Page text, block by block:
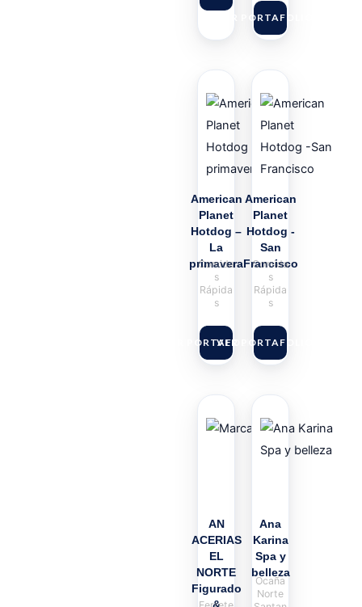
VER PORTAFOLIO
American
Planet
Hotdog –
La
primavera
Comida
s
Rápida
s
VER PORTAFOLIO
American
Planet
Hotdog -
San
Francisco
Comida
s
Rápida
s
VER PORTAFOLIO
AN
ACERIAS
EL
NORTE
Figurado
Ana
Karina
Spa y
belleza
Ocaña
Norte